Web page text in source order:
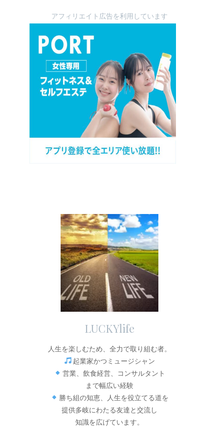
アフィリエイト広告を利用しています
LUCKYlife
人生を楽しむため、全力で取り組む者。
起業家かつミュージシャン
営業、飲食経営、コンサルタント
まで幅広い経験
勝ち組の知恵、人生を役立てる道を
提供多岐にわたる友達と交流し
知識を広げています。